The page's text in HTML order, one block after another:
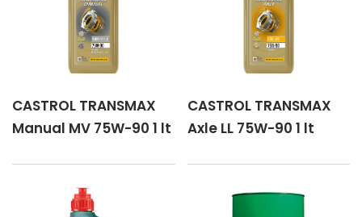
CASTROL TRANSMAX
Manual MV 75W-90 1 lt
CASTROL TRANSMAX
Axle LL 75W-90 1 lt